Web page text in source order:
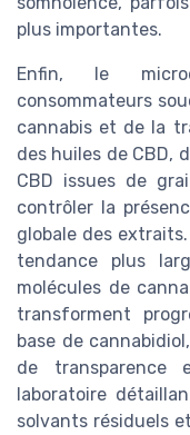
plus importantes.
Enfin, le
consommateurs
cannabis et de la
des huiles de CBD,
CBD issues de
contrôler la
globale des
tendance plus
molécules de
transforment
base de
de transparence
laboratoire
solvants résiduels